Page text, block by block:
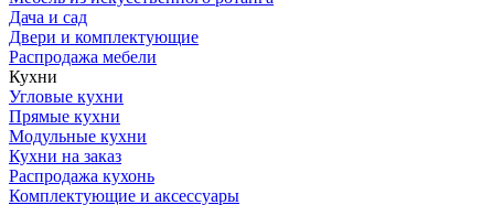
Дача и сад
Двери и комплектующие
Распродажа мебели
Кухни
Угловые кухни
Прямые кухни
Модульные кухни
Кухни на заказ
Распродажа кухонь
Комплектующие и аксессуары